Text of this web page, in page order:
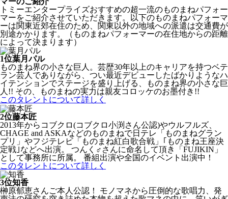
トミーエンタープライズおすすめの超一流のものまねパフォー
マーをご紹介させていただきます。以下のものまねパフォーマ
ーは関東近郊在住のため、関東以外の地域への派遣は交通費が
別途かかります。（ものまねパフォーマーの在住地からの距離
によって決まります）
1位葉月パル
ものまね界の小さな巨人。芸歴30年以上のキャリアを持つベテ
ラン芸人でありながら、つい最近デビューしたばかりようなハ
イテンションでステージを盛り上げる、ものまね界の小さな巨
人!! その、ものまねの実力は親友コロッケのお墨付き!!
このタレントについて詳しく
2位藤本匠
2013年からコブクロ(コブクロ小渕さん公認)やウルフルズ、
CHAGE and ASKAなどのものまねで日テレ「ものまねグラン
プリ」やフジテレビ「ものまね紅白歌合戦」｢ものまね王座決
定戦｣などへ出演。 つんく♂さんに命名して頂き「FUJIKIN」
として事務所に所属。 番組出演や全国のイベント出演中！
このタレントについて詳しく
3位知香
榊原郁恵さんご本人公認！ モノマネから圧倒的な歌唱力、発